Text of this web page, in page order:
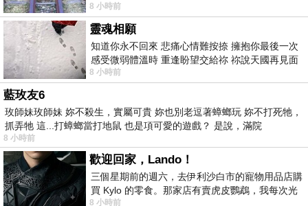
藍色顏料在白色畫布上揮灑、壓印與流淌
8 小時前
靈魂相願
知道你永不回來 悲痛心情難按捺 擁抱你最後一次
感受微弱體溫時 重逢盼望交給祢 祢說天國再見面
此刻忍淚說別離 他日靈魂再
8 小時前
藍玫友6
玫師妹玫師妹 妳不殺生，實屬可貴 妳也別老逗著蟑螂玩 妳不打死牠，
抓弄牠 這...打蟑螂當打地鼠 也是項可愛的遊戲？ 是說，滿院
8 小時前
歡迎回家，Lando！
三個星期前的週六，去伊利沙白市的寵物用品店購
買 Kylo 的零食。那家店有賣虎皮鸚鵡，我每次光
8 小時前